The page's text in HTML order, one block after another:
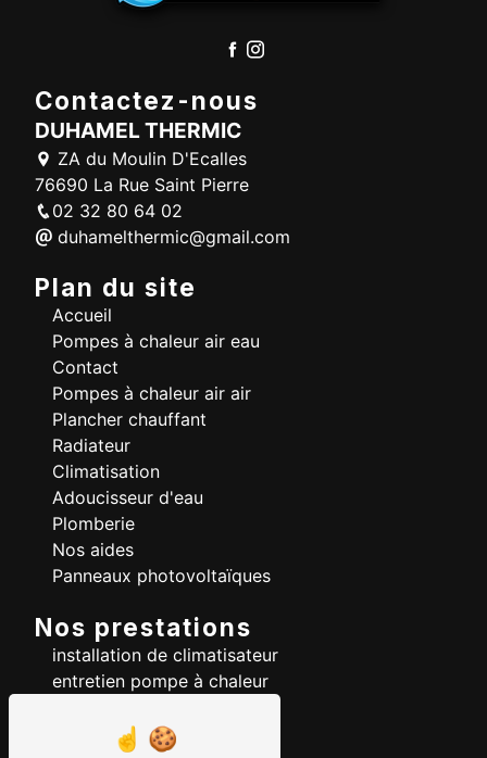
Contactez-nous
DUHAMEL THERMIC
ZA du Moulin D'Ecalles
76690 La Rue Saint Pierre
02 32 80 64 02
duhamelthermic@gmail.com
Plan du site
Accueil
Pompes à chaleur air eau
Contact
Pompes à chaleur air air
Plancher chauffant
Radiateur
Climatisation
Adoucisseur d'eau
Plomberie
Nos aides
Panneaux photovoltaïques
Nos prestations
installation de climatisateur
entretien pompe à chaleur
installation de climatisation